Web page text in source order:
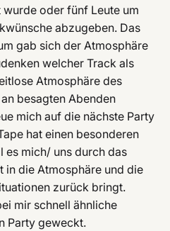
oder fünf Leute um
abzugeben. Das
gab sich der Atmosphäre
welcher Track als
Atmosphäre des
besagten Abenden
mich auf die nächste Party
hat einen besonderen
es mich/ uns durch das
in die Atmosphäre und die
zurück bringt.
mir schnell ähnliche
Party geweckt.